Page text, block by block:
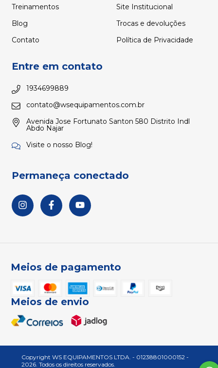
Treinamentos
Blog
Contato
Site Institucional
Trocas e devoluções
Política de Privacidade
Entre em contato
1934699889
contato@wsequipamentos.com.br
Avenida Jose Fortunato Santon 580 Distrito Indl
Abdo Najar
Visite o nosso Blog!
Permaneça conectado
Meios de pagamento
Meios de envio
Copyright WS EQUIPAMENTOS LTDA. - 01238801000152 -
2026. Todos os direitos reservados.